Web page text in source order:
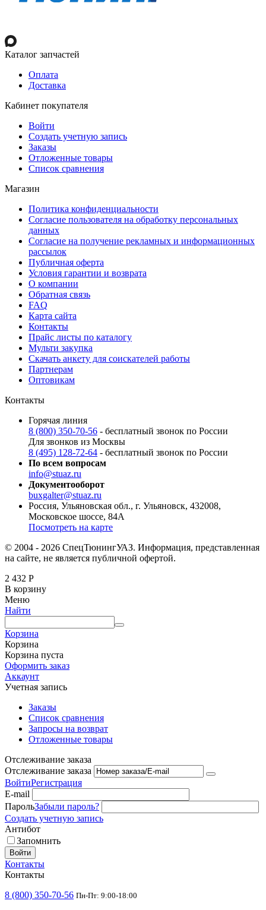
Каталог запчастей
Оплата
Доставка
Кабинет покупателя
Войти
Создать учетную запись
Заказы
Отложенные товары
Список сравнения
Магазин
Политика конфиденциальности
Согласие пользователя на обработку персональных
данных
Согласие на получение рекламных и информационных
рассылок
Публичная оферта
Условия гарантии и возврата
О компании
Обратная связь
FAQ
Карта сайта
Контакты
Прайс листы по каталогу
Мульти закупка
Скачать анкету для соискателей работы
Партнерам
Оптовикам
Контакты
Горячая линия
8 (800) 350-70-56 - бесплатный звонок по России
Для звонков из Москвы
8 (495) 128-72-64 - бесплатный звонок по России
По всем вопросам
info@stuaz.ru
Документооборот
buxgalter@stuaz.ru
Россия, Ульяновская обл., г. Ульяновск, 432008,
Московское шоссе, 84А
Посмотреть на карте
© 2004 - 2026 СпецТюнингУАЗ. Информация, представленная
на сайте, не является публичной офертой.
2 432 Р
В корзину
Меню
Найти
Корзина
Корзина
Корзина пуста
Оформить заказ
Аккаунт
Учетная запись
Заказы
Список сравнения
Запросы на возврат
Отложенные товары
Отслеживание заказа
Отслеживание заказа
ВойтиРегистрация
E-mail
ПарольЗабыли пароль?
Создать учетную запись
Антибот
Запомнить
Войти
Контакты
Контакты
8 (800) 350-70-56 Пн-Пт: 9:00-18:00